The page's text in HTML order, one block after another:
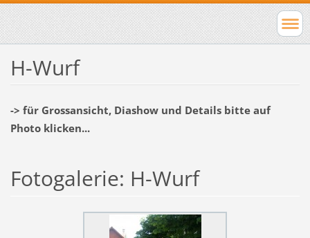
H-Wurf
-> für Grossansicht, Diashow und Details bitte auf
Photo klicken...
Fotogalerie: H-Wurf